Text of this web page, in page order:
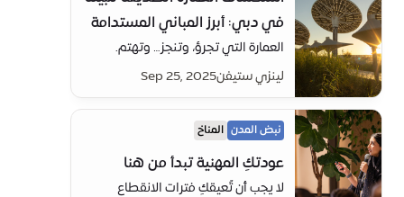
في دبي: أبرز المباني المستدامة
العمارة التي تجرؤ، وتنجز… وتهتم.
لينزي ستيفنSep 25, 2025
نبض المدن المناخ
عودتكِ المهنية تبدأ من هنا
لا يجب أن تُعيقكِ فترات الانقطاع